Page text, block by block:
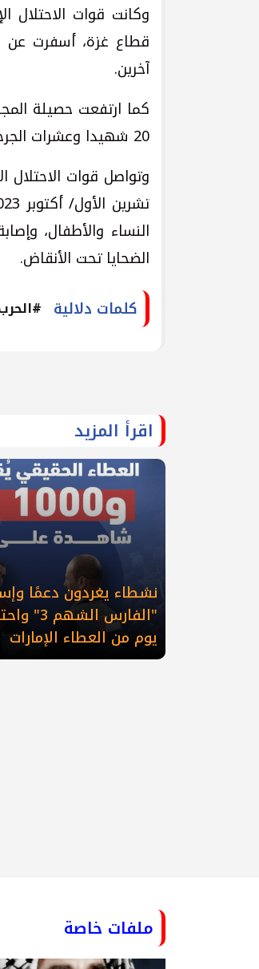
وكانت قوات
آخرين.
كما ارتفعت حصيلة
20 شهيدا وعشرات الجرحى، بعد أن استُهدف مصلى قرب المسجد الأبيض في المخيم.
وتواصل قوات الاحتلال
الضحايا تحت الأنقاض.
كلمات دلالية
اقرأ المزيد
نشطاء يغردون دعمًا
"الفارس
يوم من العطاء الإمارات
ملفات خاصة